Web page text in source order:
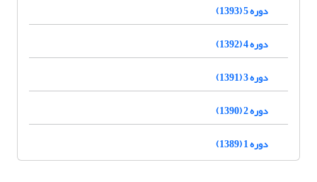
دوره 5 (1393)
دوره 4 (1392)
دوره 3 (1391)
دوره 2 (1390)
دوره 1 (1389)